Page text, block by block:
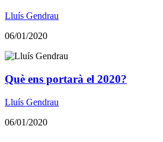
Lluís Gendrau
06/01/2020
​​Què ens portarà el 2020?
Lluís Gendrau
06/01/2020